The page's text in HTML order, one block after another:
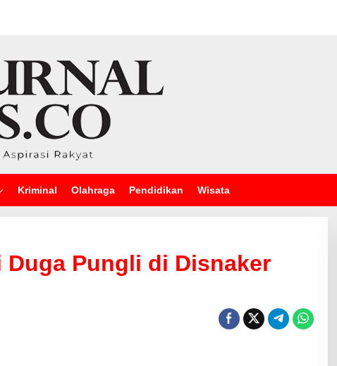
Kriminal Olahraga Pendidikan Wisata
Duga Pungli di Disnaker